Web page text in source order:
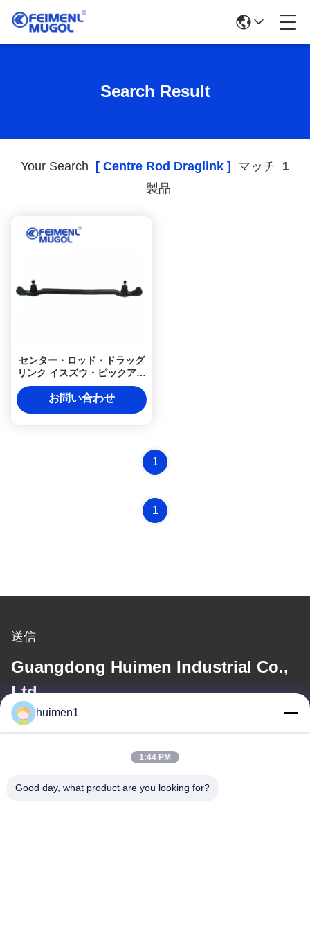
Search Result
Your Search [ Centre Rod Draglink ] マッチ 1
製品
センター・ロッド・ドラッグ
リンク イスズウ・ピックアッ
プ 4JA1 KBシリーズ KB160
KB200 KB220 KN230
KB250D KB260 KB280DT
お問い合わせ
1
1
送信
Guangdong Huimen Industrial Co.,
Ltd.
電子メール
feimenlmugolchina@gmail.com
huimen1
1:44 PM
Good day, what product are you looking for?